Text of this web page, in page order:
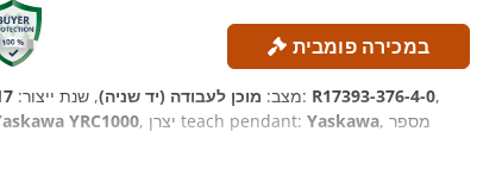
במכירה פומבית
מצב: מוכן לעבודה (יד שניה), שנת ייצור: , מספר מכונה/רכב: R17393-376-4-0,
YRC1000 , יצרן teach pendant: Yaskawa, מספר